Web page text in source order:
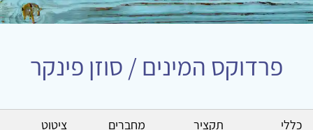
פרדוקס המינים / סוזן פינקר
כללי תקציר מחברים ציטוט